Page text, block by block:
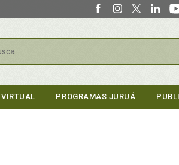
PROGRAMAS JURUÁ